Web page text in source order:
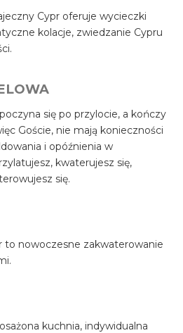
Cypr oferuje wycieczki
kolacje, zwiedzanie Cypru
się po przylocie, a kończy
Goście, nie mają konieczności
i opóźnienia w
kwaterujesz się,
się.
to nowoczesne zakwaterowanie
kuchnia, indywidualna